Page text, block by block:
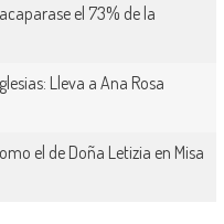
el 73% de la
Lleva a Ana Rosa
el de Doña Letizia en Misa